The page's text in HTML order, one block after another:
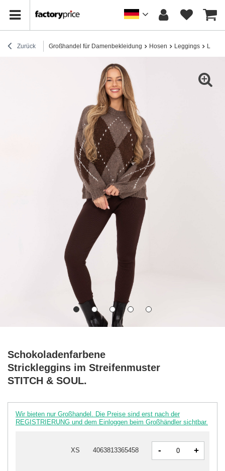
Zurück Großhandel für Damenbekleidung Hosen Leggings
Schokoladenfarbene
Strickleggins im Streifenmuster
STITCH & SOUL.
Wir bieten nur Großhandel. Die Preise sind erst nach der
REGISTRIERUNG und dem Einloggen beim Großhändler sichtbar.
XS 4063813365458 - +